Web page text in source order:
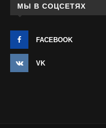
МЫ В СОЦСЕТЯХ
FACEBOOK
VK